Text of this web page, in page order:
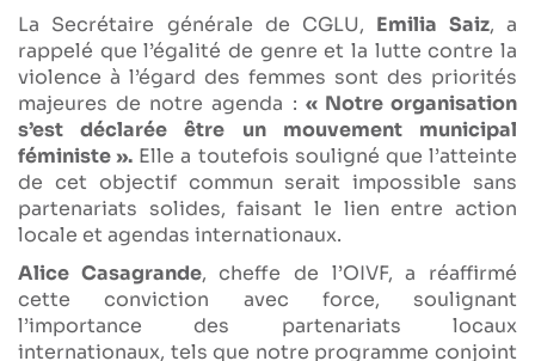
La Secrétaire générale de CGLU, Emilia Saiz, a
rappelé que l’égalité de genre et la lutte contre la
violence à l’égard des femmes sont des priorités
majeures de notre agenda : « Notre organisation
s’est déclarée être un mouvement municipal
féministe ». Elle a toutefois souligné que l’atteinte
de cet objectif commun serait impossible sans
partenariats solides, faisant le lien entre action
locale et agendas internationaux.
Alice Casagrande, cheffe de l’OIVF, a réaffirmé
cette conviction avec force, soulignant
l’importance des partenariats locaux
internationaux, tels que notre programme conjoint